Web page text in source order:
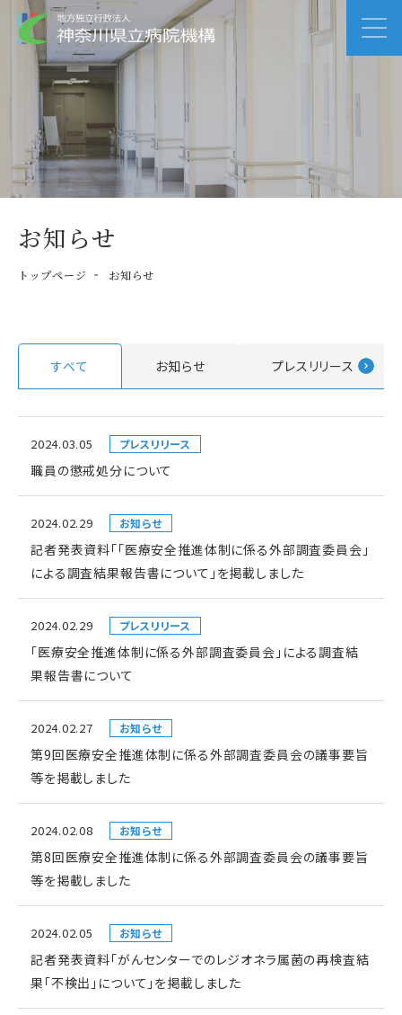
お知らせ
トップページ お知らせ
すべて お知らせ プレスリリース
2024.03.05 プレスリリース
職員の懲戒処分について
2024.02.29 お知らせ
記者発表資料「「医療安全推進体制に係る外部調査委員会」
による調査結果報告書について」を掲載しました
2024.02.29 プレスリリース
「医療安全推進体制に係る外部調査委員会」による調査結
果報告書について
2024.02.27 お知らせ
第9回医療安全推進体制に係る外部調査委員会の議事要旨
等を掲載しました
2024.02.08 お知らせ
第8回医療安全推進体制に係る外部調査委員会の議事要旨
等を掲載しました
2024.02.05 お知らせ
記者発表資料「がんセンターでのレジオネラ属菌の再検査結
果「不検出」について」を掲載しました